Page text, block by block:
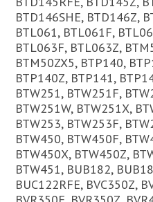
BTD146SHE, BTD146Z,
BTL061, BTL061F,
BTL063F, BTL063Z,
BTM50ZX5, BTP140,
BTP140Z, BTP141,
BTW251, BTW251F,
BTW251W, BTW251X,
BTW253, BTW253F,
BTW450, BTW450F,
BTW450X, BTW450Z,
BTW451, BUB182,
BUC122RFE, BVC350Z,